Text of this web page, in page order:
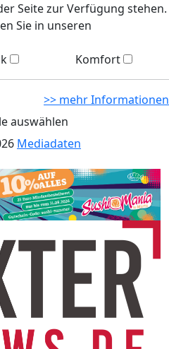
Seite zur Verfügung stehen.
Sie in unseren
Komfort
>> mehr Informationen
auswählen
Mediadaten